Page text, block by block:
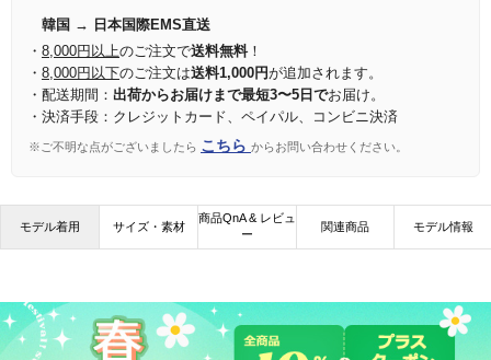
韓国 → 日本国際EMS直送
・ 8,000円以上のご注文で送料無料！
・ 8,000円以下のご注文は送料1,000円が追加されます。
・配送期間： 出荷からお届けまで最短3〜5日でお届け。
・決済手段：クレジットカード、ペイパル、コンビニ決済
※ご不明な点がございましたら こちら からお問い合わせください。
モデル着用 サイズ・素材
商品QnA & レビュ
ー
関連商品 モデル情報